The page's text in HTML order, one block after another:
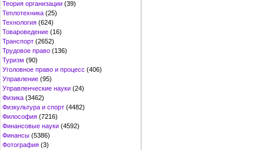
Теория организации (39)
Теплотехника (25)
Технология (624)
Товароведение (16)
Транспорт (2652)
Трудовое право (136)
Туризм (90)
Уголовное право и процесс (406)
Управление (95)
Управленческие науки (24)
Физика (3462)
Физкультура и спорт (4482)
Философия (7216)
Финансовые науки (4592)
Финансы (5386)
Фотография (3)